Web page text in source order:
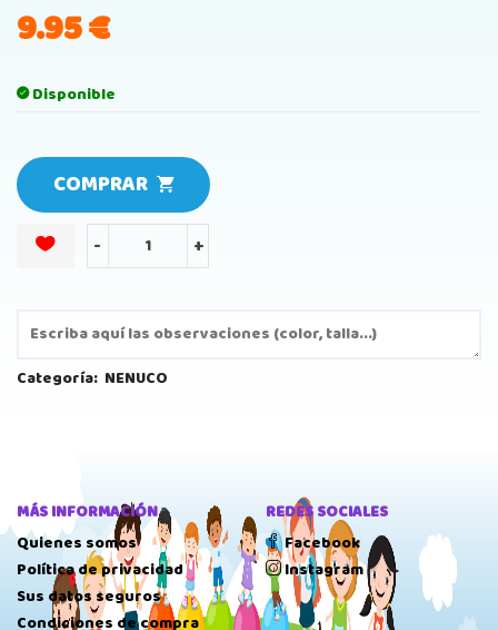
9.95€
Disponible
COMPRAR
- +
Categoría: NENUCO
MÁS INFORMACIÓN
Quienes somos
Política de privacidad
Sus datos seguros
Condiciones de compra
REDES SOCIALES
Facebook
Instagram